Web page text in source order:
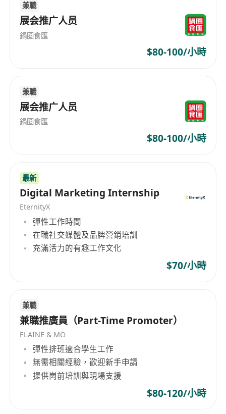
與公眾信譽
持續拓展並深化與媒體機構、意見領袖
（KOL）、網紅博主、娛樂名人及戰略夥伴的合
作網絡，精準觸達目標受眾，擴大客戶業務聲量
視覺內容審核、活動現場管理及後續成效分析報
告
具備1至3年市場推廣、品牌傳播或公關相關全職
工作經驗；有跨平臺整合營銷或大型活動執行經
驗者尤佳
精通粵語、普通話及英語，具備流暢的書面與口
語表達能力，能獨立撰寫中英文傳播文案及對外
溝通
熟練運用Microsoft Office套裝軟體（Word、
具備高度責任感與職業操守，自律誠信，能在快
節奏、多任務並行環境中保持高效輸出與穩定情
緒
擁有主動學習意識與成長心態，願意深度參與公
司發展，與團隊共同建立可持續的品牌營銷體系
符合香港合法工作資格：接受香港永久居民、高
端人才通行證（高才通）、優秀人才入境計劃
兼職
展会推广人员
鍋圈食匯
$80-100/小時
兼職
展会推广人员
鍋圈食匯
$80-100/小時
最新
Digital Marketing Internship
EternityX
彈性工作時間
在職社交媒體及品牌營銷培訓
充滿活力的有趣工作文化
$70/小時
兼職
兼職推廣員（Part-Time Promoter）
ELAINE & MO
彈性排班適合學生工作
無需相關經驗，歡迎新手申請
提供崗前培訓與現場支援
$80-120/小時